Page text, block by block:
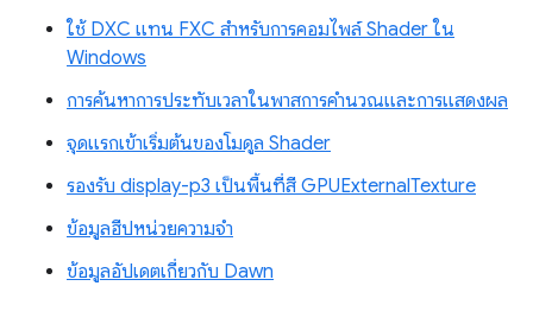
ใช้ DXC แทน FXC สำหรับการคอมไพล์ Shader ใน
Windows
การค้นหาการประทับเวลาในพาสการคำนวณและการแสดงผล
จุดแรกเข้าเริ่มต้นของโมดูล Shader
รองรับ display-p3 เป็นพื้นที่สี GPUExternalTexture
ข้อมูลฮีปหน่วยความจำ
ข้อมูลอัปเดตเกี่ยวกับ Dawn